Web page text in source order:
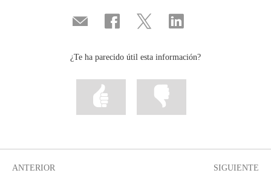
Compartir
por
Compartir
en
Compartir
en
Compartir
en
¿Te ha parecido útil esta información?
Marcar
información
ANTERIOR SIGUIENTE